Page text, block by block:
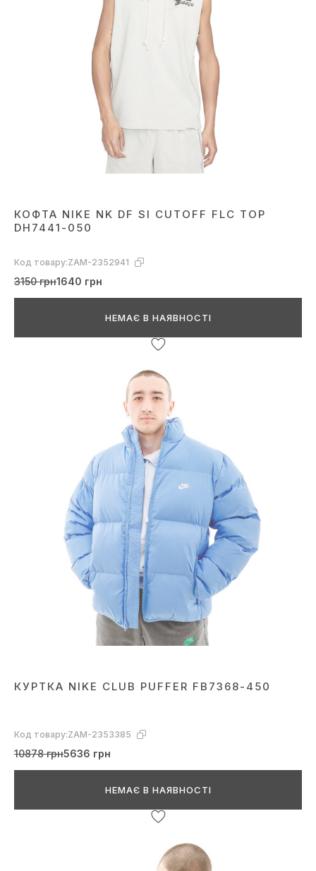
КОФТА NIKE NK DF SI CUTOFF FLC TOP
DH7441-050
Код товару:ZAM-2352941
3150 грн1640 грн
НЕМАЄ В НАЯВНОСТІ
КУРТКА NIKE CLUB PUFFER FB7368-450
Код товару:ZAM-2353385
10878 грн5636 грн
НЕМАЄ В НАЯВНОСТІ